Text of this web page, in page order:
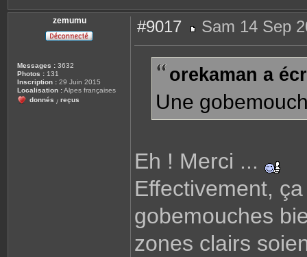
zemumu
Messages : 3632
Photos : 131
Inscription : 29 Juin 2015
Localisation :Alpes françaises
donnés / reçus
#9017
e
a
g
Sam 14 Sep
orekaman a
Une
Eh ! Merci ...
Effectivement,
gobemouches
zones clairs